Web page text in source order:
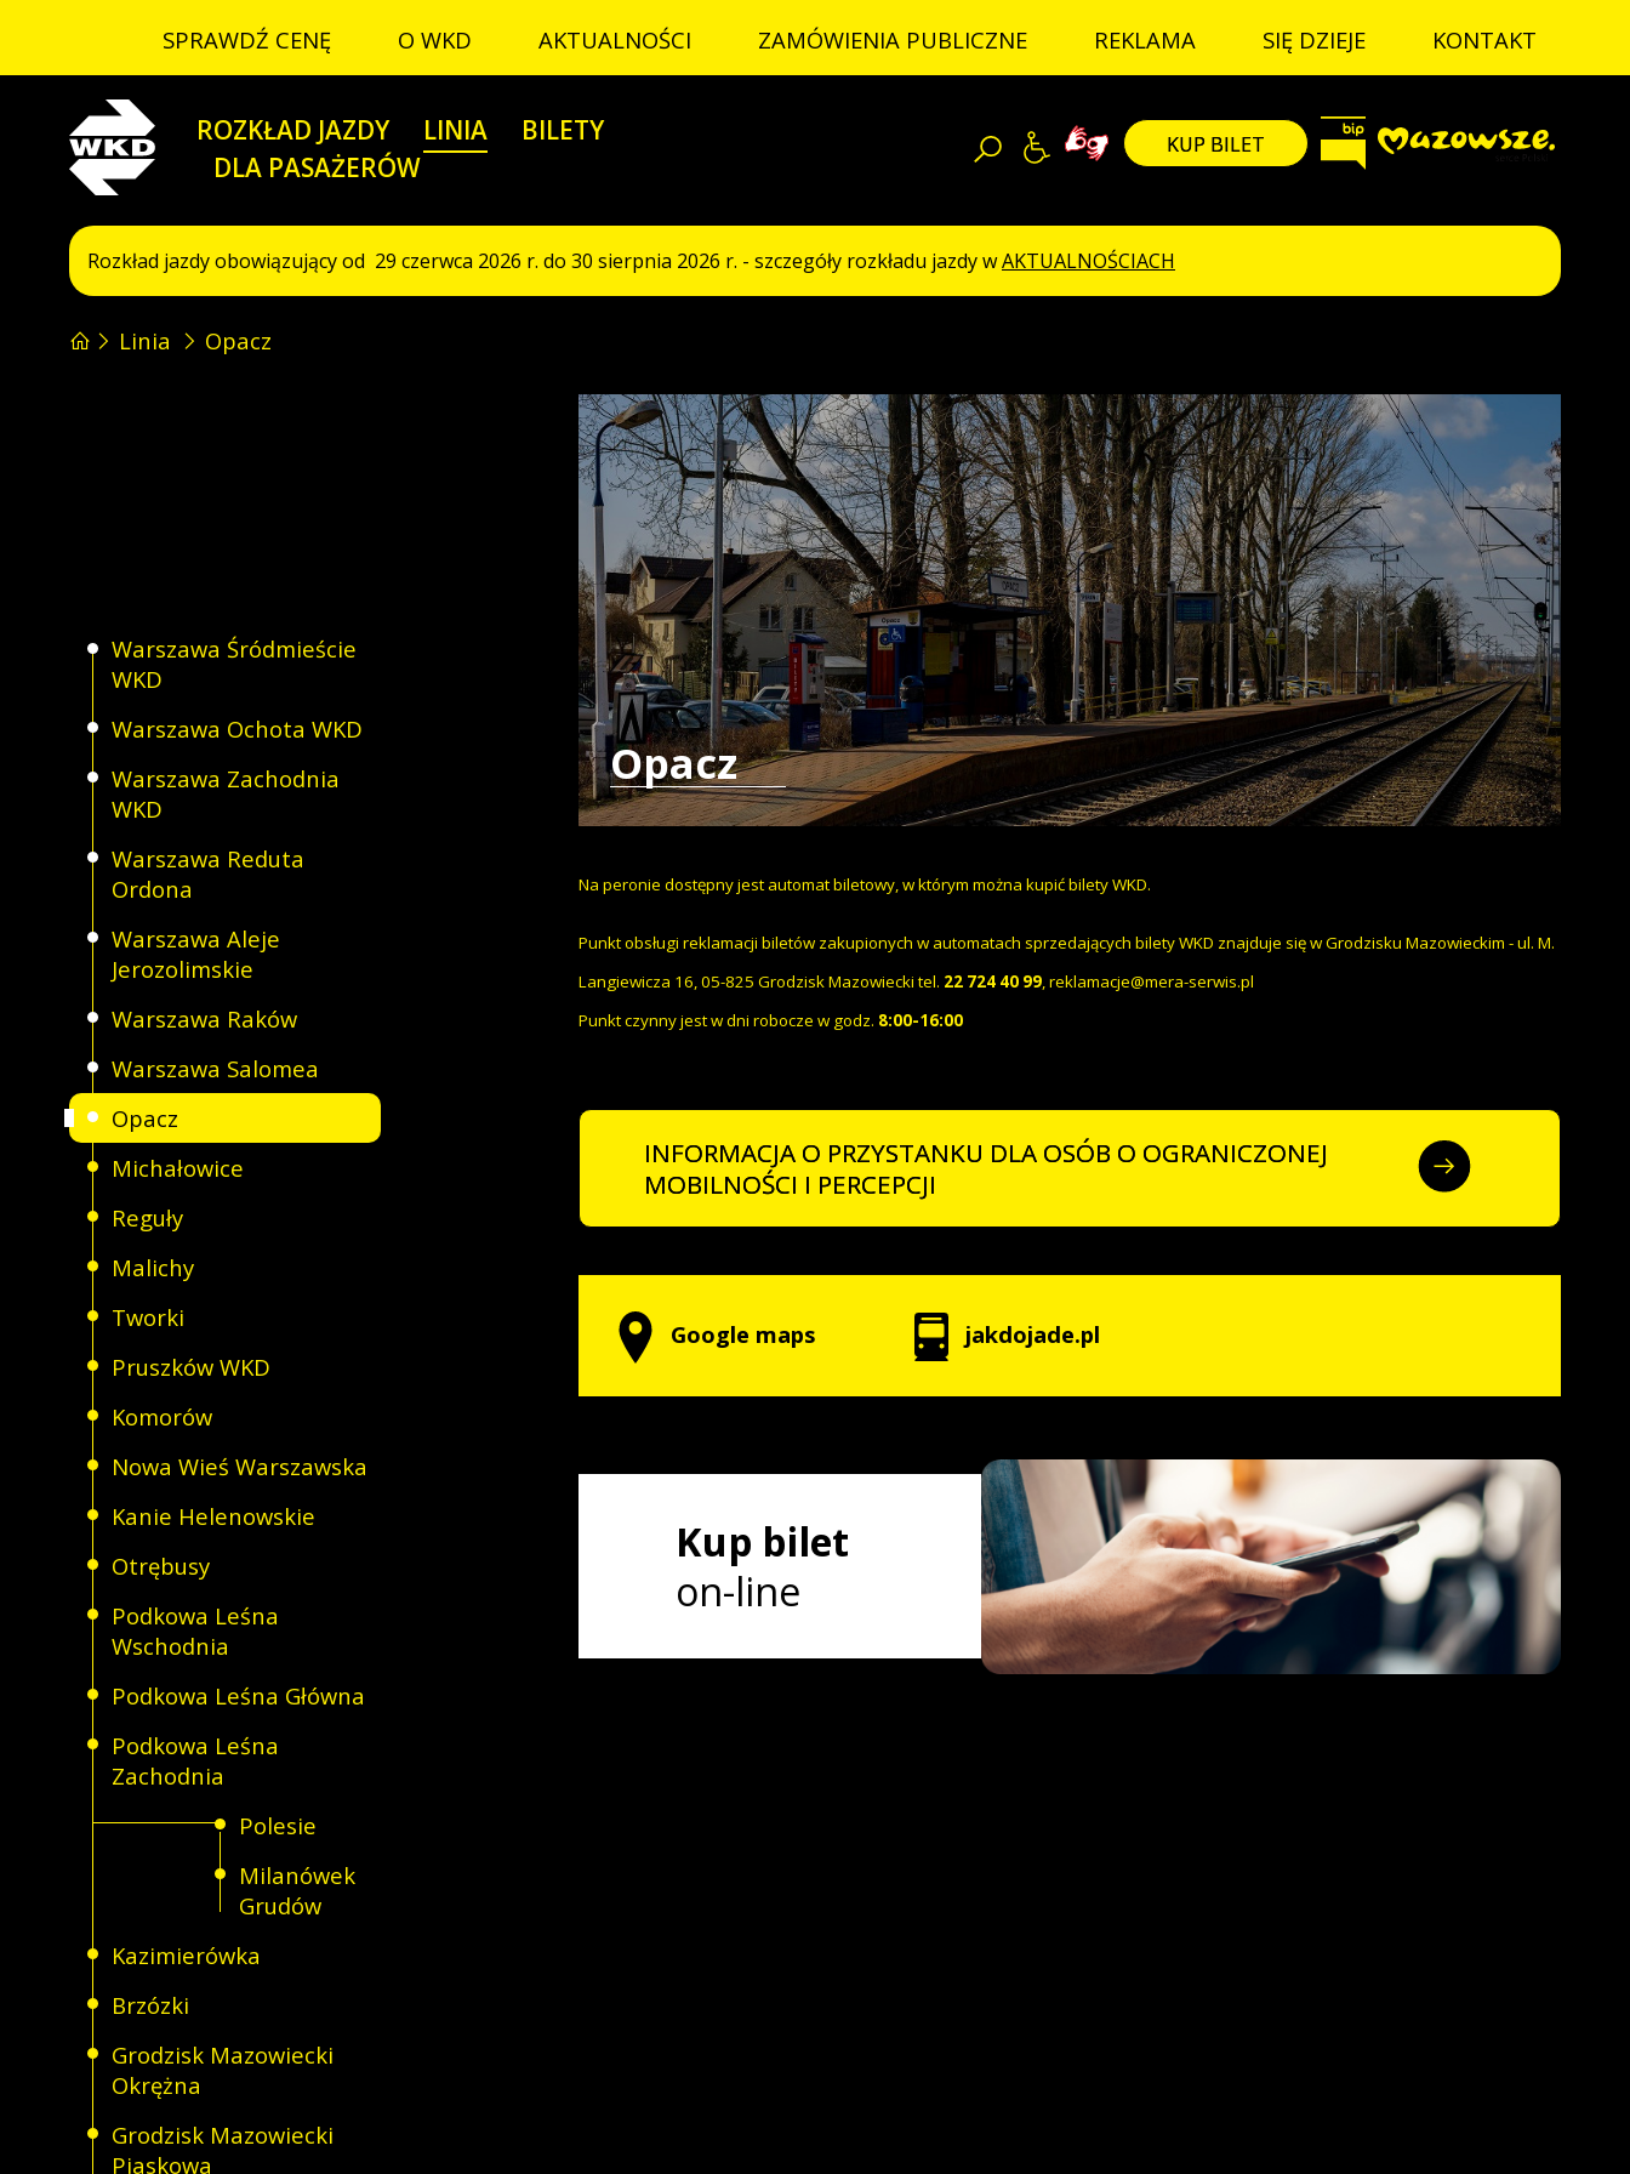
SPRAWDŹ CENĘ O WKD AKTUALNOŚCI ZAMÓWIENIA PUBLICZNE REKLAMA SIĘ DZIEJE KONTAKT
WKDROZKŁAD JAZDY LINIA
BILETY
DLA PASAŻERÓW
Szukaj Dla
Język migowyKUP BILET BIP Mazovia
Rozkład jazdy obowiązujący od 29 czerwca 2026 r. do 30 sierpnia 2026 r. - szczegóły rozkładu jazdy wAKTUALNOŚCIACH
Linia Opacz
Warszawa Śródmieście
WKD
Warszawa Ochota WKD
Warszawa Zachodnia
WKD
Warszawa Reduta
Ordona
Warszawa Aleje
Jerozolimskie
Warszawa Raków
Warszawa Salomea
Opacz
Michałowice
Reguły
Malichy
Tworki
Pruszków WKD
Komorów
Nowa Wieś Warszawska
Kanie Helenowskie
Otrębusy
Podkowa Leśna
Wschodnia
Podkowa Leśna Główna
Podkowa Leśna
Zachodnia
Polesie
Milanówek
Grudów
Kazimierówka
Brzózki
Grodzisk Mazowiecki
Okrężna
Grodzisk Mazowiecki
Piaskowa
Opacz
Na peronie dostępny jest automat biletowy, w którym można kupić bilety WKD.
Punkt obsługi reklamacji biletów zakupionych w automatach sprzedających bilety WKD znajduje się w Grodzisku Mazowieckim - ul. M.
Langiewicza 16, 05-825 Grodzisk Mazowiecki tel. 22 724 40 99,reklamacje@mera-serwis.pl
Punkt czynny jest w dni robocze w godz. 8:00-16:00
INFORMACJA O PRZYSTANKU DLA OSÓB O OGRANICZONEJ
MOBILNOŚCI I PERCEPCJI
Google maps jakdojade.pl
Kup bilet
on-line